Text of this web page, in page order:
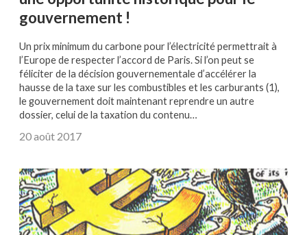
gouvernement !
Un prix minimum du carbone pour l’électricité permettrait à
l’Europe de respecter l’accord de Paris. Si l’on peut se
féliciter de la décision gouvernementale d’accélérer la
hausse de la taxe sur les combustibles et les carburants (1),
le gouvernement doit maintenant reprendre un autre
dossier, celui de la taxation du contenu…
20 août 2017